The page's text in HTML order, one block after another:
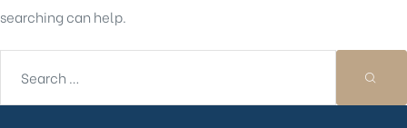
searching can help.